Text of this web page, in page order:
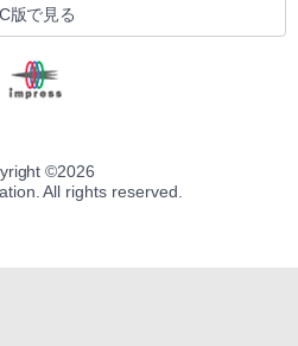
版で見る
©2026
All rights reserved.